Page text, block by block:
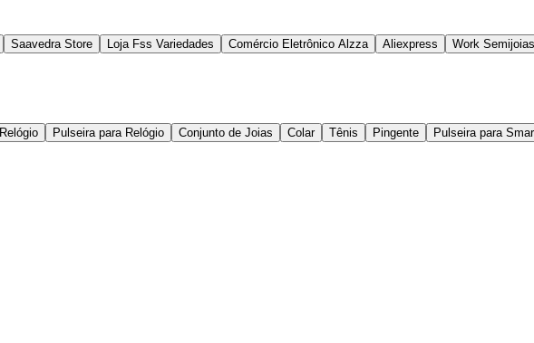
Saavedra Store Loja Fss Variedades Comércio Eletrônico Alzza Aliexpress Work Semijoias
Relógio Pulseira para Relógio Conjunto de Joias Colar Tênis Pingente Pulseira para